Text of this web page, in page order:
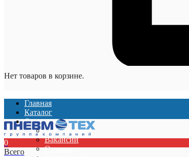
Нет товаров в корзине.
Главная
Каталог
О компании
О компании
Вакансии
Отзывы
0
Всего